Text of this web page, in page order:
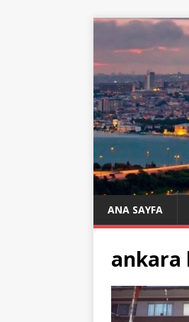
ANA SAYFA
ankara